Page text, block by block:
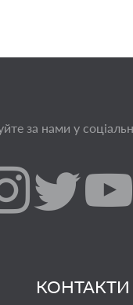
за нами у
КОНТАКТИ